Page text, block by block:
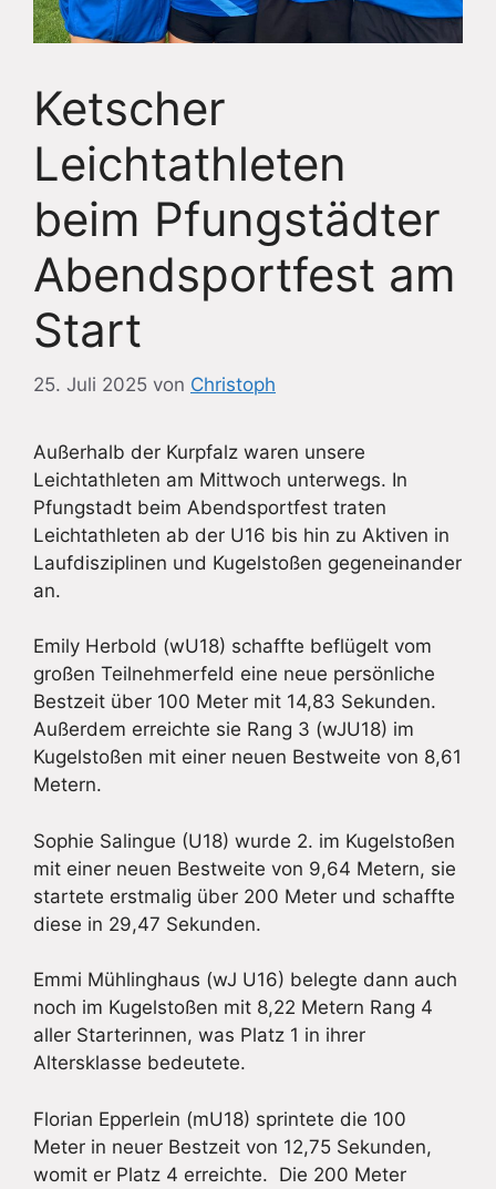
Ketscher
Leichtathleten
beim Pfungstädter
Abendsportfest am
Start
25. Juli 2025 von Christoph
Außerhalb der Kurpfalz waren unsere
Leichtathleten am Mittwoch unterwegs. In
Pfungstadt beim Abendsportfest traten
Leichtathleten ab der U16 bis hin zu Aktiven in
Laufdisziplinen und Kugelstoßen gegeneinander
an.
Emily Herbold (wU18) schaffte beflügelt vom
großen Teilnehmerfeld eine neue persönliche
Bestzeit über 100 Meter mit 14,83 Sekunden.
Außerdem erreichte sie Rang 3 (wJU18) im
Kugelstoßen mit einer neuen Bestweite von 8,61
Metern.
Sophie Salingue (U18) wurde 2. im Kugelstoßen
mit einer neuen Bestweite von 9,64 Metern, sie
startete erstmalig über 200 Meter und schaffte
diese in 29,47 Sekunden.
Emmi Mühlinghaus (wJ U16) belegte dann auch
noch im Kugelstoßen mit 8,22 Metern Rang 4
aller Starterinnen, was Platz 1 in ihrer
Altersklasse bedeutete.
Florian Epperlein (mU18) sprintete die 100
Meter in neuer Bestzeit von 12,75 Sekunden,
womit er Platz 4 erreichte. Die 200 Meter